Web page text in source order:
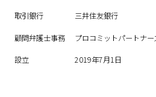
取引銀行 三井住友銀行
顧問弁護士事務 プロコミットパートナ
設立 2019年7月1日